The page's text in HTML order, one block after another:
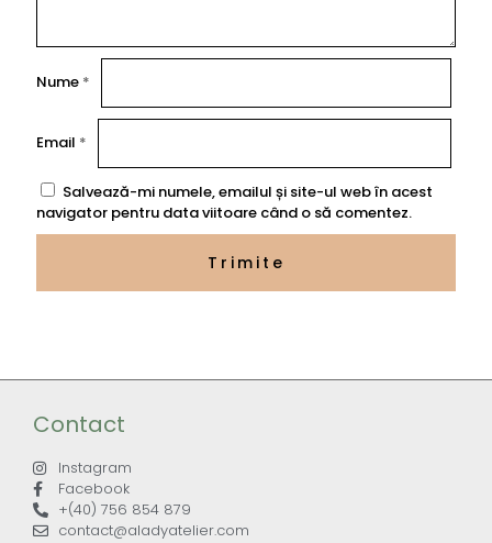
Nume *
Email *
Salvează-mi numele, emailul și site-ul web în acest
navigator pentru data viitoare când o să comentez.
Contact
Instagram
Facebook
+(40) 756 854 879
contact@aladyatelier.com